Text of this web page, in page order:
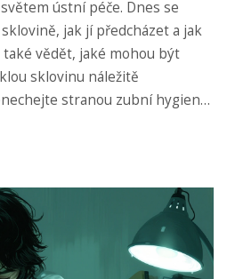
ústní péče. Dnes se
jak jí předcházet a jak
vědět, jaké mohou být
sklovinu náležitě
stranou zubní hygienu